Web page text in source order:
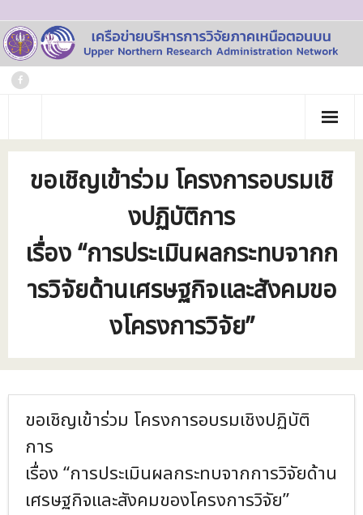
Skip
to
content
หน้าแรก
เกี่ยวกับเรา
- ประวัติเครือข่าย
- CE
- Privacy Policy
ข่าวประชาสัมพันธ์
ขอเชิญเข้าร่วม โครงการอบรมเชิ
งปฏิบัติการ
เรื่อง “การประเมินผลกระทบจากก
ารวิจัยด้านเศรษฐกิจและสังคมขอ
งโครงการวิจัย”
ขอเชิญเข้าร่วม โครงการอบรมเชิงปฏิบัติ
การ
เรื่อง “การประเมินผลกระทบจากการวิจัยด้าน
เศรษฐกิจและสังคมของโครงการวิจัย”